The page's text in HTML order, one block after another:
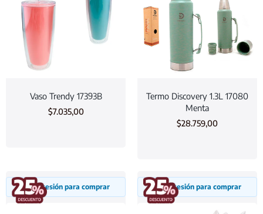
Vaso Trendy 17393B
$7.035,00
Termo Discovery 1.3L 17080
Menta
$28.759,00
Inicia sesión para comprar Inicia sesión para comprar